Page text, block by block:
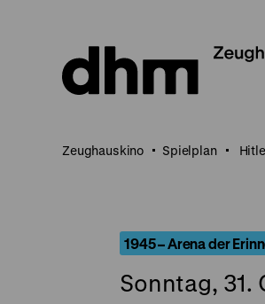
Seiteninhalt
springen
Zeughauskino Spielplan
1945 – Arena der
Sonntag, 31.